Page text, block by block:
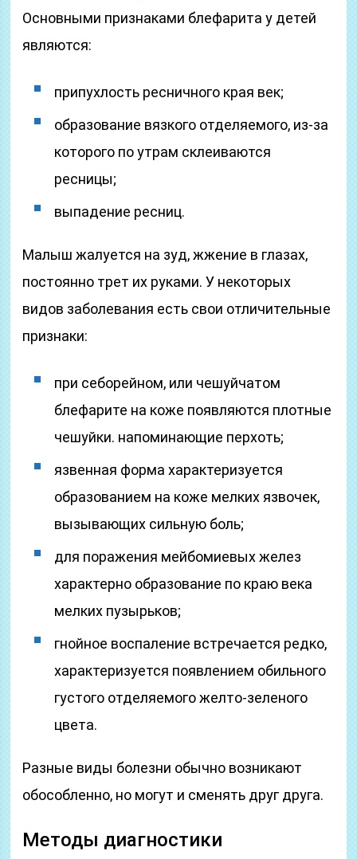
Основными признаками блефарита у детей
являются:
припухлость ресничного края век;
образование вязкого отделяемого, из-за
которого по утрам склеиваются
ресницы;
выпадение ресниц.
Малыш жалуется на зуд, жжение в глазах,
постоянно трет их руками. У некоторых
видов заболевания есть свои отличительные
признаки:
при себорейном, или чешуйчатом
блефарите на коже появляются плотные
чешуйки. напоминающие перхоть;
язвенная форма характеризуется
образованием на коже мелких язвочек,
вызывающих сильную боль;
для поражения мейбомиевых желез
характерно образование по краю века
мелких пузырьков;
гнойное воспаление встречается редко,
характеризуется появлением обильного
густого отделяемого желто-зеленого
цвета.
Разные виды болезни обычно возникают
обособленно, но могут и сменять друг друга.
Методы диагностики